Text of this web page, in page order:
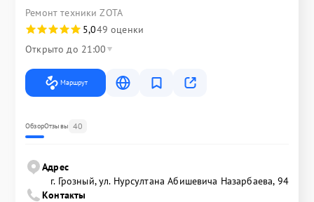
Ремонт техники ZOTA
5,049 оценки
Открыто до 21:00
Маршрут
ОбзорОтзывы 40
Адрес
г. Грозный, ул. Нурсултана Абишевича Назарбаева, 94
Контакты